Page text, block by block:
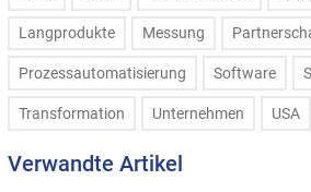
Langprodukte Messung
Prozessautomatisierung Software
Transformation Unternehmen USA
Verwandte Artikel